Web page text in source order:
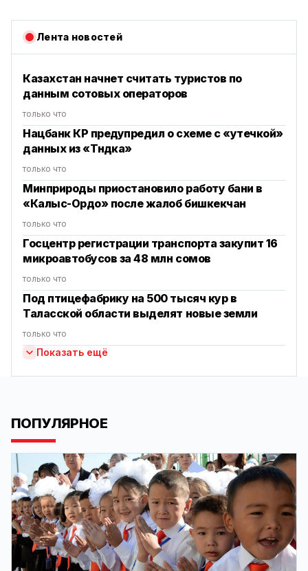
Лента новостей
Казахстан начнет считать туристов по
данным сотовых операторов
только что
Нацбанк КР предупредил о схеме с «утечкой»
данных из «Түндүка»
только что
Минприроды приостановило работу бани в
«Калыс-Ордо» после жалоб бишкекчан
только что
Госцентр регистрации транспорта закупит 16
микроавтобусов за 48 млн сомов
только что
Под птицефабрику на 500 тысяч кур в
Таласской области выделят новые земли
только что
Показать ещё
ПОПУЛЯРНОЕ